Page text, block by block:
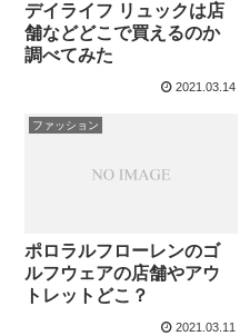
デイライフ リュックは店
舗などどこで買えるのか
調べてみた
2021.03.14
ファッション
ポロラルフローレンのゴ
ルフウェアの店舗やアウ
トレットどこ？
2021.03.11